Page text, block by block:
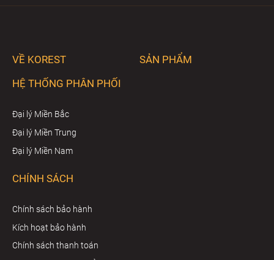
VỀ KOREST
SẢN PHẨM
HỆ THỐNG PHÂN PHỐI
Đại lý Miền Bắc
Đại lý Miền Trung
Đại lý Miền Nam
CHÍNH SÁCH
Chính sách bảo hành
Kích hoạt bảo hành
Chính sách thanh toán